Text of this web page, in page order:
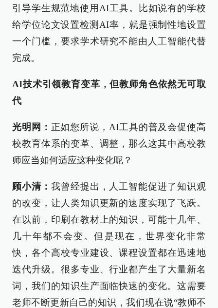
引导学生规范地使用AI工具。比如说有的学校
给学位论文设置检测AI率，就是强制性地设置
一个门槛，要求学术研究不能由人工智能代替
完成。
AI技术引领教育变革，但教师角色依然无可取
代
光明网： 正如您所说，AI工具的普及会促使高
校教育体系的变革、调整，那么这其中高校教
师应当如何适应这种变化呢？
顾小清： 我曾经提出，人工智能促进了知识观
的改变，让人类知识更新的速度实现了飞跃。
在以前，印刷在教材上的知识，可能十几年、
几十年都不会变。但是现在，世界变化非常
快，各个高校专业建设、课程设置都在迅速地
迭代升级。很多专业、行业都产生了大量新名
词，我们的知识生产面临快速的变化。这需要
老师不断更新自己的知识，我们现在说“教师不